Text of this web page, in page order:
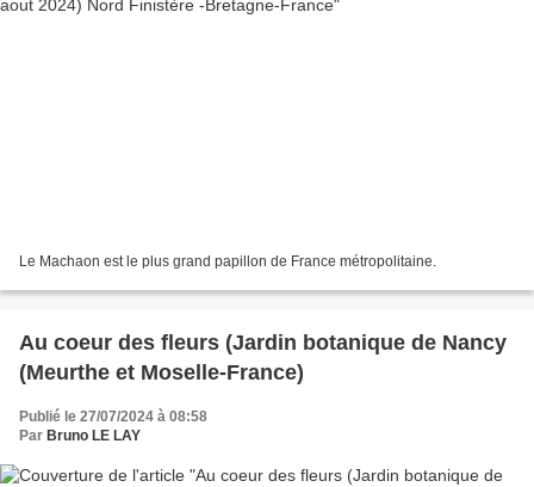
Le Machaon est le plus grand papillon de France métropolitaine.
Au coeur des fleurs (Jardin botanique de Nancy
(Meurthe et Moselle-France)
Publié le 27/07/2024 à 08:58
Par Bruno LE LAY